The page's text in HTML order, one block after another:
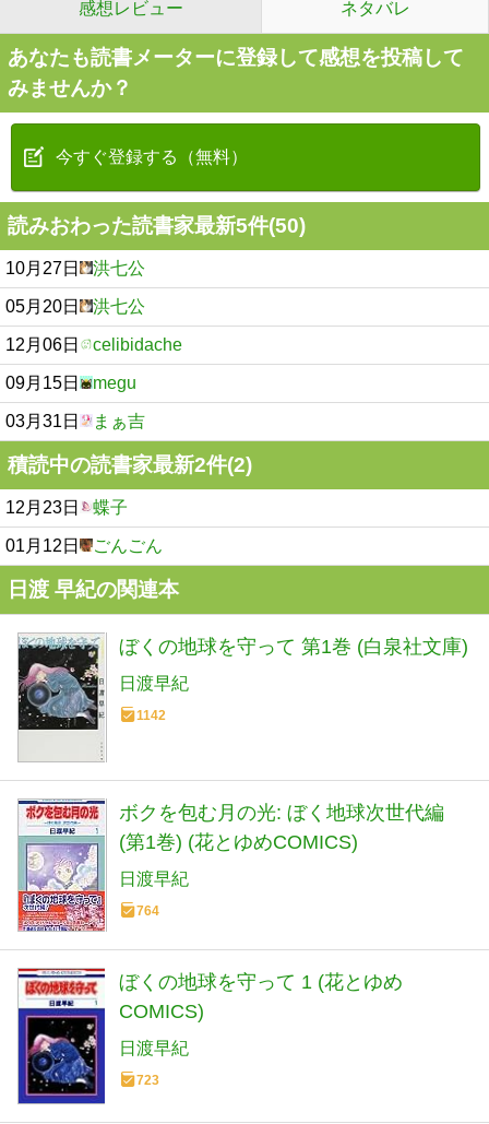
感想レビュー ネタバレ
あなたも読書メーターに登録して感想を投稿して
みませんか？
今すぐ登録する（無料）
読みおわった読書家最新5件(50)
10月27日 洪七公
05月20日 洪七公
12月06日 celibidache
09月15日 megu
03月31日 まぁ吉
積読中の読書家最新2件(2)
12月23日 蝶子
01月12日 ごんごん
日渡 早紀の関連本
ぼくの地球を守って 第1巻 (白泉社文庫)
日渡早紀
1142
ボクを包む月の光: ぼく地球次世代編
(第1巻) (花とゆめCOMICS)
日渡早紀
764
ぼくの地球を守って 1 (花とゆめ
COMICS)
日渡早紀
723